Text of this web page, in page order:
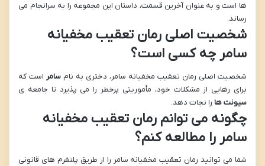
ها است و به عنوان آخرین قسمت، داستان این مجموعه را به سرانجام می
رساند.
شخصیت اصلی رمان تعقیب مخفیانه
سامر چه کسی است؟
شخصیت اصلی رمان تعقیب مخفیانه سامر، دختری به نام سامر است که
برای رهایی از مشکلات خود، مأموریتی پرخطر را می پذیرد تا جامعه ی
سیونت ها را نجات دهد.
چگونه می توانم رمان تعقیب مخفیانه
سامر را مطالعه کنم؟
شما می توانید رمان تعقیب مخفیانه سامر را از طریق پلتفرم های قانونی